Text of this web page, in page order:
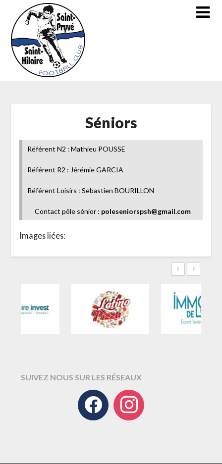
content
Séniors
Référent N2 : Mathieu POUSSE
Référent R2 : Jérémie GARCIA
Référent Loisirs : Sebastien BOURILLON
Contact pôle sénior : poleseniorspsh@gmail.com
Images liées:
‹ ›
SUIVEZ NOUS SUR LES RÉSEAUX